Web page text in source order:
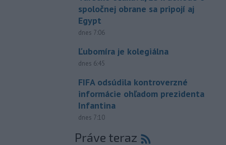
spoločnej obrane sa pripojí aj
Egypt
dnes 7:06
Ľubomíra je kolegiálna
dnes 6:45
FIFA odsúdila kontroverzné
informácie ohľadom prezidenta
Infantina
dnes 7:10
Práve teraz